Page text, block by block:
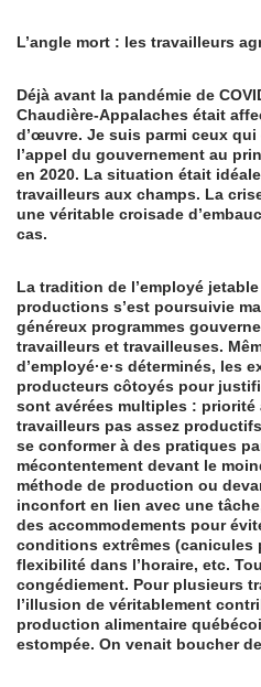
L’angle mort : les travailleurs
Déjà avant la pandémie de
Chaudière-Appalaches était
d’œuvre. Je suis parmi ceux
l’appel du gouvernement au
en 2020. La situation était
travailleurs aux champs. La
une véritable croisade
cas.
La tradition de l’employé
productions s’est poursuivie
généreux programmes
travailleurs et travailleuses.
d’employé·e·s déterminés, les
producteurs côtoyés pour
sont avérées multiples : priorité
travailleurs pas assez
se conformer à des pratiques
mécontentement devant le
méthode de production ou
inconfort en lien avec une
des accommodements pour
conditions extrêmes (canicules
flexibilité dans l’horaire, etc.
congédiement. Pour plusieurs
l’illusion de véritablement
production alimentaire
estompée. On venait boucher